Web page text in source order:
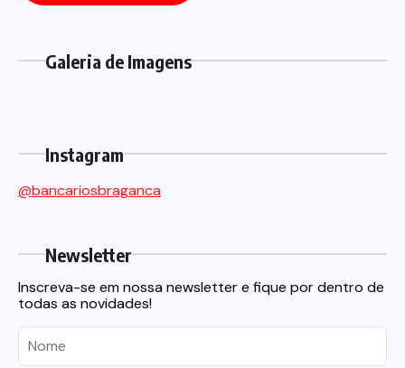
Galeria de Imagens
Instagram
@bancariosbraganca
Newsletter
Inscreva-se em nossa newsletter e fique por dentro de
todas as novidades!